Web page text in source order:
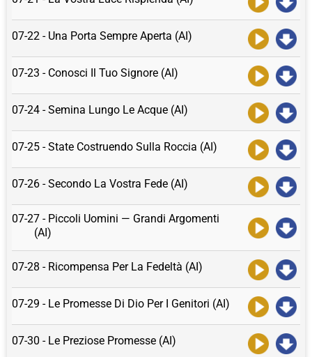
07-22 - Una Porta Sempre Aperta (AI)
07-23 - Conosci Il Tuo Signore (AI)
07-24 - Semina Lungo Le Acque (AI)
07-25 - State Costruendo Sulla Roccia (AI)
07-26 - Secondo La Vostra Fede (AI)
07-27 - Piccoli Uomini — Grandi Argomenti
(AI)
07-28 - Ricompensa Per La Fedeltà (AI)
07-29 - Le Promesse Di Dio Per I Genitori (AI)
07-30 - Le Preziose Promesse (AI)